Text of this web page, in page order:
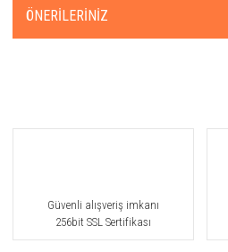
ÖNERILERINIZ
Güvenli alışveriş imkanı
256bit SSL Sertifikası